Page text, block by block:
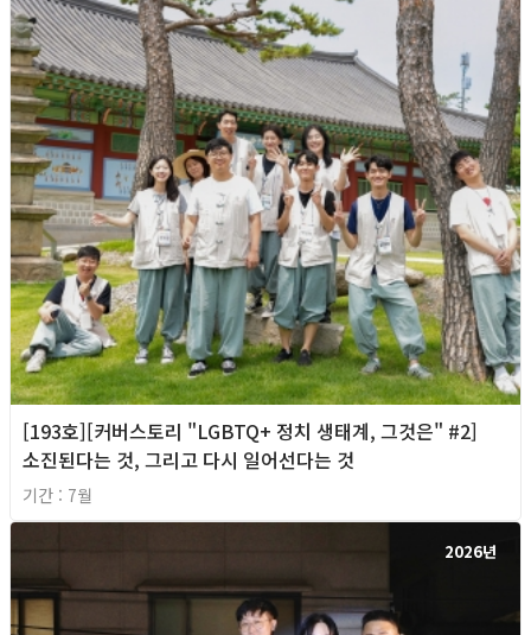
[193호][커버스토리 "LGBTQ+ 정치 생태계, 그것은" #2]
소진된다는 것, 그리고 다시 일어선다는 것
기간 : 7월
2026년